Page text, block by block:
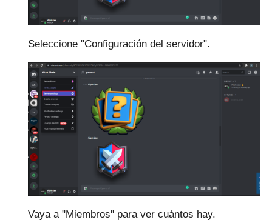
Seleccione "Configuración del servidor".
Vaya a "Miembros" para ver cuántos hay.